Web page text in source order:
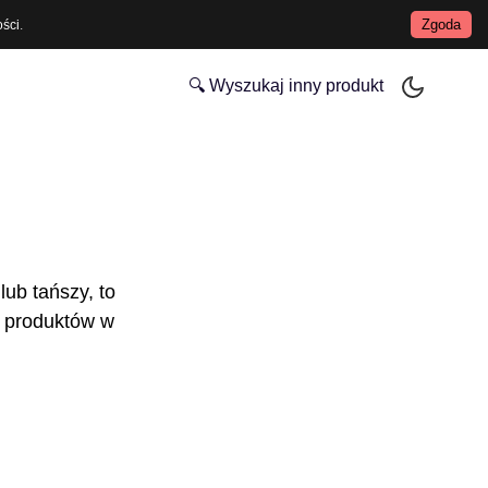
Zgoda
🔍 Wyszukaj inny produkt
tańszy, to
w